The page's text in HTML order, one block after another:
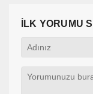
İLK YORUMU